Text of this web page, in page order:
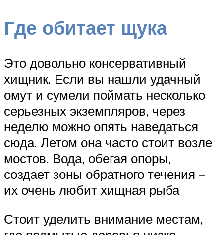
Где обитает щука
Это довольно консервативный
хищник. Если вы нашли удачный
омут и сумели поймать несколько
серьезных экземпляров, через
неделю можно опять наведаться
сюда. Летом она часто стоит возле
мостов. Вода, обегая опоры,
создает зоны обратного течения –
их очень любит хищная рыба
Стоит уделить внимание местам,